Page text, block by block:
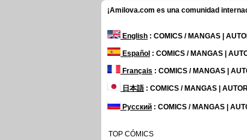
¡Amilova.com es una comunidad
English : COMICS / MANGAS |
Español : COMICS / MANGAS |
Français : COMICS / MANGAS |
日本語: COMICS / MANGAS |
Русский : COMICS / MANGAS |
TOP CÓMICS